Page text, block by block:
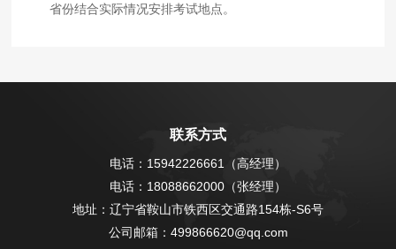
省份结合实际情况安排考试地点。
联系方式
电话：15942226661（高经理）
电话：18088662000（张经理）
地址：辽宁省鞍山市铁西区交通路154栋-S6号
公司邮箱：499866620@qq.com